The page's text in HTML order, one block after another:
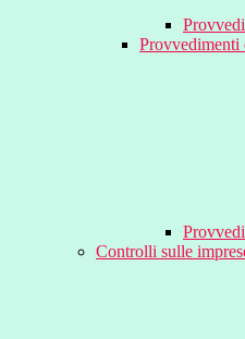
Provvedimenti
Controlli sulle